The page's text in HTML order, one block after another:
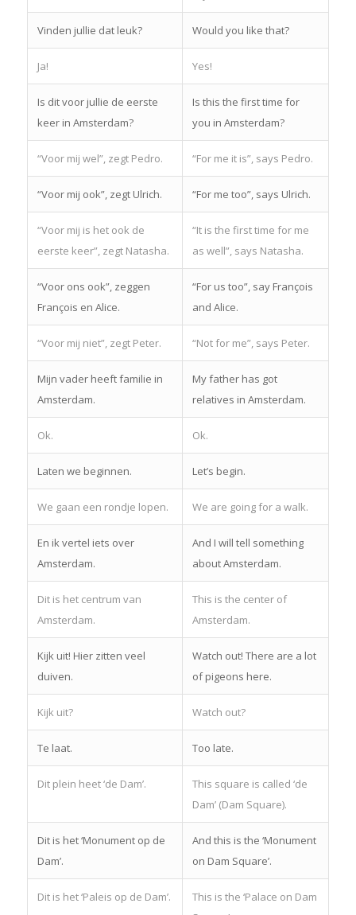
Vinden jullie dat leuk? Would you like that?
Ja! Yes!
Is dit voor jullie de eerste
keer in Amsterdam?
Is this the first time for
you in Amsterdam?
“Voor mij wel”, zegt Pedro. “For me it is”, says Pedro.
“Voor mij ook”, zegt Ulrich. “For me too”, says Ulrich.
“Voor mij is het ook de
eerste keer”, zegt Natasha.
“It is the first time for me
as well”, says Natasha.
“Voor ons ook”, zeggen
François en Alice.
“For us too”, say François
and Alice.
“Voor mij niet”, zegt Peter. “Not for me”, says Peter.
Mijn vader heeft familie in
Amsterdam.
My father has got
relatives in Amsterdam.
Ok. Ok.
Laten we beginnen. Let’s begin.
We gaan een rondje lopen. We are going for a walk.
En ik vertel iets over
Amsterdam.
And I will tell something
about Amsterdam.
Dit is het centrum van
Amsterdam.
This is the center of
Amsterdam.
Kijk uit! Hier zitten veel
duiven.
Watch out! There are a lot
of pigeons here.
Kijk uit? Watch out?
Te laat. Too late.
Dit plein heet ‘de Dam’.
This square is called ‘de
Dam’ (Dam Square).
Dit is het ‘Monument op de
Dam’.
And this is the ‘Monument
on Dam Square’.
Dit is het ‘Paleis op de Dam’.
This is the ‘Palace on Dam